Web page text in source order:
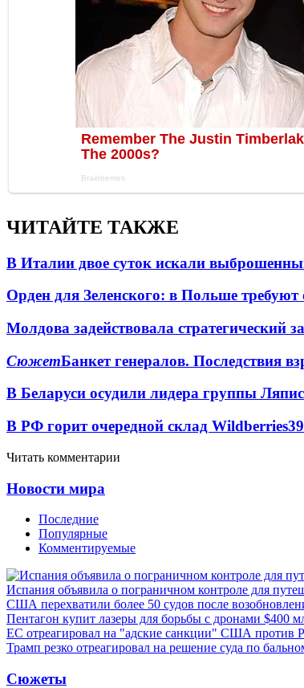
ЧИТАЙТЕ ТАКЖЕ
В Италии двое суток искали
Орден для Зеленского: в Польше требуют
Молдова задействовала стратегический
СюжетБанкет генералов. Последствия
В Беларуси осудили лидера группы
В РФ горит очередной склад Wildberries
Читать комментарии
Новости мира
Последние
Популярные
Комментируемые
Испания объявила о пограничном контроле для
США перехватили более 50 судов после
Пентагон купит лазеры для борьбы с дронами $400
ЕС отреагировал на "адские санкции" США против
Трамп резко отреагировал на решение суда по
Сюжеты